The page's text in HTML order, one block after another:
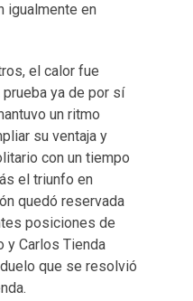
igualmente en
el calor fue
ya de por sí
un ritmo
su ventaja y
con un tiempo
el triunfo en
quedó reservada
posiciones de
y Carlos Tienda
que se resolvió